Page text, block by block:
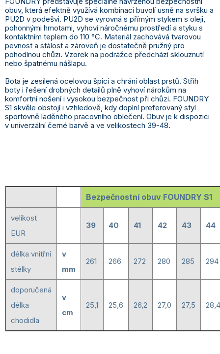
obuv, která efektně využívá kombinaci buvolí usně na svršku a
PU2D v podešvi. PU2D se vyrovná s přímým stykem s oleji,
pohonnými hmotami, vyhoví náročnému prostředí a styku s
kontaktním teplem do 110 °C. Materiál zachovává tvarovou
pevnost a stálost a zároveň je dostatečně pružný pro
pohodlnou chůzi. Vzorek na podrážce předchází sklouznutí
nebo špatnému nášlapu.
Bota je zesílená ocelovou špicí a chrání oblast prstů. Střih
boty i řešení drobných detailů plně vyhoví nárokům na
komfortní nošení i vysokou bezpečnost při chůzi. FOUNDRY
S1 skvěle obstojí i vzhledově, kdy doplní preferovaný styl
sportovně laděného pracovního oblečení. Obuv je k dispozici
v univerzální černé barvě a ve velikostech 39-48.
Bezpečnostní obuv FOUNDRY S1
velikost
EUR
39 40 41 42 43 44
délka vnitřní
stélky
v
mm
261 266 272 280 285 294
doporučená
délka
chodidla
v
cm
25,1 25,6 26,2 27,0 27,5 28,4